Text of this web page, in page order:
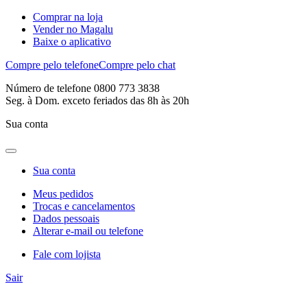
Comprar na loja
Vender no Magalu
Baixe o aplicativo
Compre pelo telefoneCompre pelo chat
Número de telefone 0800 773 3838
Seg. à Dom. exceto feriados das 8h às 20h
Sua conta
Sua conta
Meus pedidos
Trocas e cancelamentos
Dados pessoais
Alterar e-mail ou telefone
Fale com lojista
Sair